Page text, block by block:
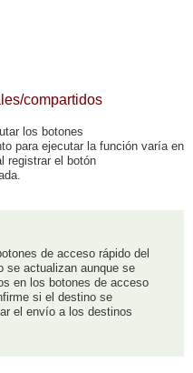
compartidos
los botones
para ejecutar la función varía en
registrar el botón
de acceso rápido del
se actualizan aunque se
en los botones de acceso
si el destino se
el envío a los destinos